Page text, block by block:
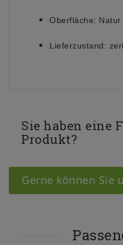
Oberfläche:
Lieferzustand:
Sie haben eine
Produkt?
Gerne können Sie